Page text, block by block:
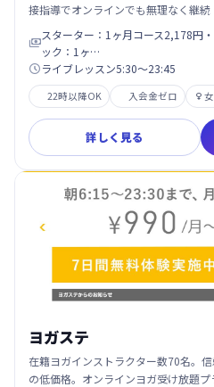
接指導でオンラインでも無理なく継続

スターター：1ヶ月コース2,178円
ック：1ヶ…
ライブレッスン5:30～23:45
22時以降OK 入会金ゼロ 
詳しく見る
ヨガステ
在籍ヨガインストラクター数70名。
の低価格。オンラインヨガ受け放題